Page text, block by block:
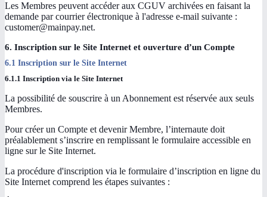
Les Membres peuvent accéder aux CGUV archivées en faisant la
demande par courrier électronique à l'adresse e-mail suivante :
customer@mainpay.net.
6. Inscription sur le Site Internet et ouverture d’un Compte
6.1 Inscription sur le Site Internet
6.1.1 Inscription via le Site Internet
La possibilité de souscrire à un Abonnement est réservée aux seuls
Membres.
Pour créer un Compte et devenir Membre, l’internaute doit
préalablement s’inscrire en remplissant le formulaire accessible en
ligne sur le Site Internet.
La procédure d'inscription via le formulaire d’inscription en ligne du
Site Internet comprend les étapes suivantes :